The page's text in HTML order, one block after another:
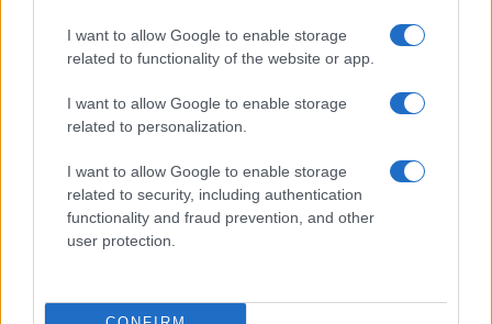
I want to allow Google to enable storage
related to functionality of the website or app.
I want to allow Google to enable storage
related to personalization.
I want to allow Google to enable storage
related to security, including authentication
functionality and fraud prevention, and other
user protection.